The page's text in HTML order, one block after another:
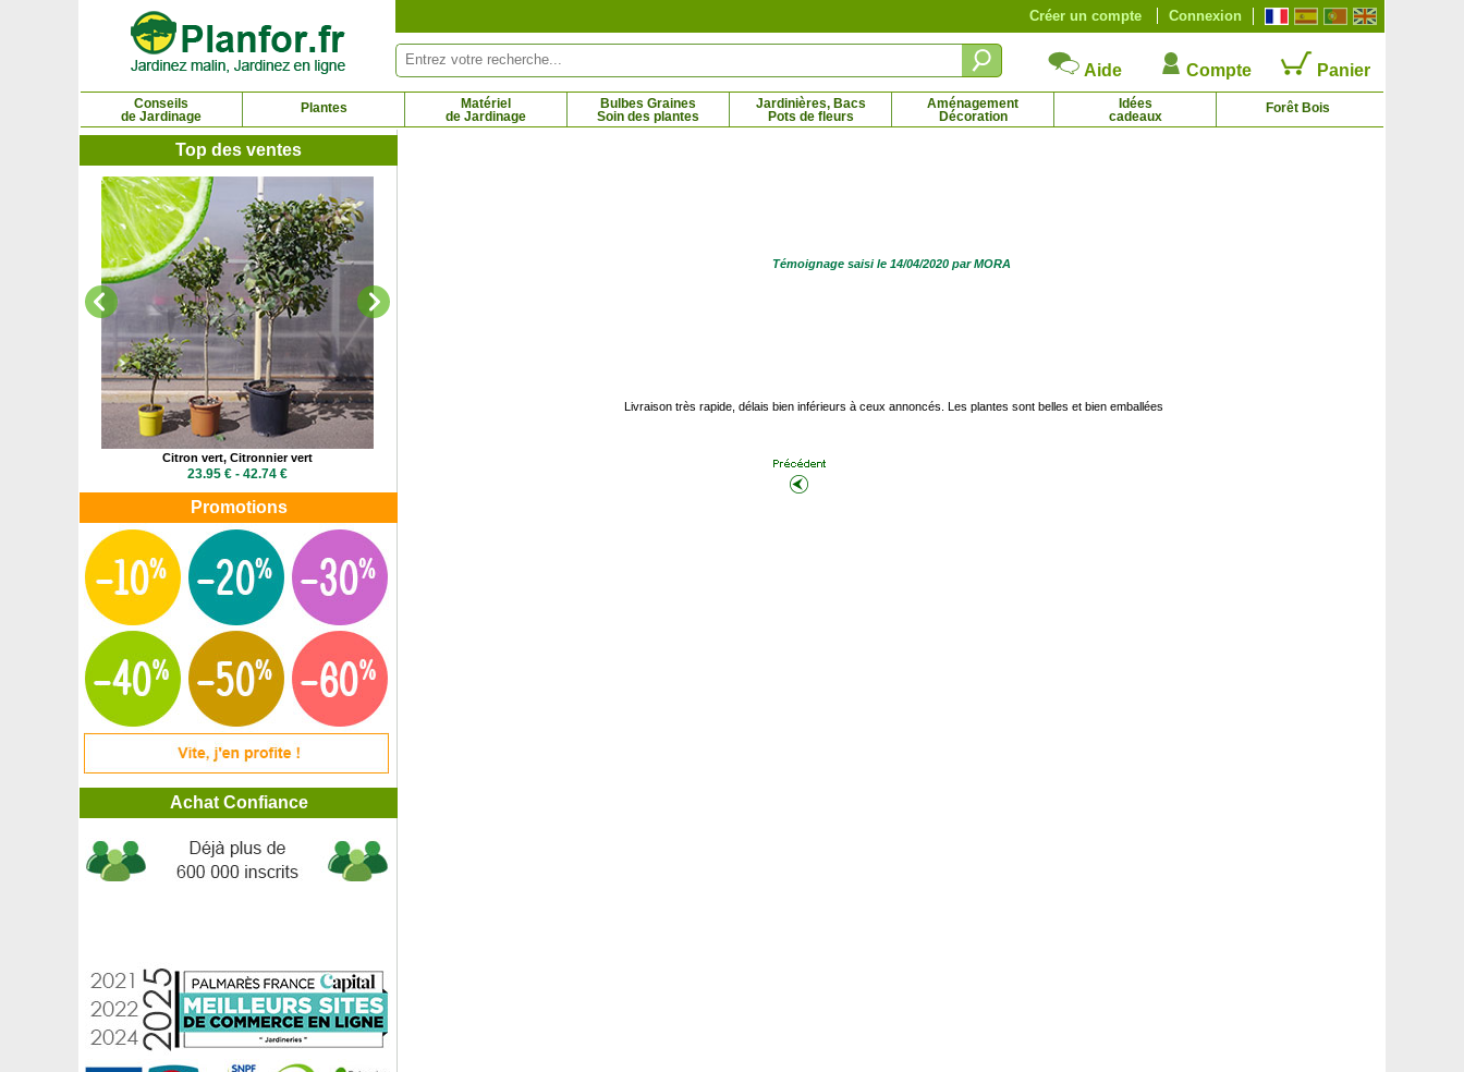
Connexion
Créer un compte
Aide Compte Panier
Conseils
de Jardinage
Plantes
Matériel
de Jardinage
Bulbes Graines
Soin des plantes
Jardinières, Bacs
Pots de fleurs
Aménagement
Décoration
Idées
cadeaux
Forêt Bois
Top des ventes
Citron vert, Citronnier vert
23.95 € - 42.74 €
Promotions
Achat Confiance
Témoignage saisi le 14/04/2020 par MORA
Livraison très rapide, délais bien inférieurs à ceux annoncés. Les plantes sont belles et bien emballées
Panneau de gestion des cookies